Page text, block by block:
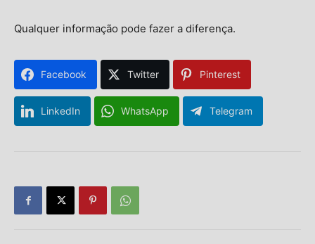
Qualquer informação pode fazer a diferença.
Facebook Twitter Pinterest
LinkedIn WhatsApp Telegram